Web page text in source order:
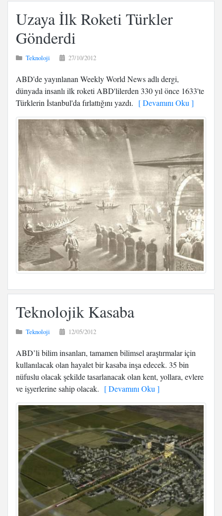
Uzaya İlk Roketi Türkler
Gönderdi
Teknoloji 27/10/2012
ABD'de yayınlanan Weekly World News adlı dergi,
dünyada insanlı ilk roketi ABD'lilerden 330 yıl önce 1633'te
Türklerin İstanbul'da fırlattığını yazdı. [ Devamını Oku ]
Teknolojik Kasaba
Teknoloji 12/05/2012
ABD’li bilim insanları, tamamen bilimsel araştırmalar için
kullanılacak olan hayalet bir kasaba inşa edecek. 35 bin
nüfuslu olacak şekilde tasarlanacak olan kent, yollara, evlere
ve işyerlerine sahip olacak. [ Devamını Oku ]